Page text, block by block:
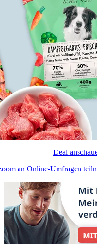
Deal
an Online-Umfragen